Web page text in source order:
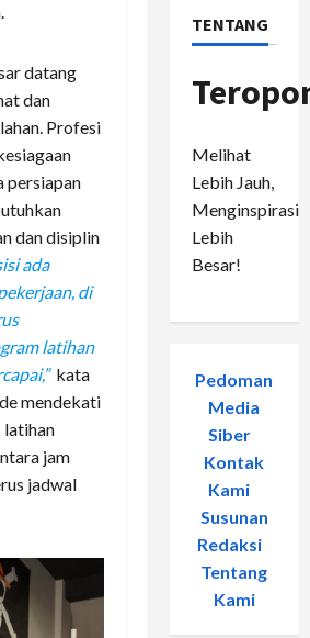
datang
dan
Profesi
persiapan
dan disiplin
ada
di
latihan
kata
mendekati
latihan
jam
jadwal
TENTANG
Melihat
Lebih Jauh,
Menginspirasi
Lebih
Besar!
Pedoman
Media
Siber-
Kontak
Kami
Susunan
Redaksi-
Tentang
Kami